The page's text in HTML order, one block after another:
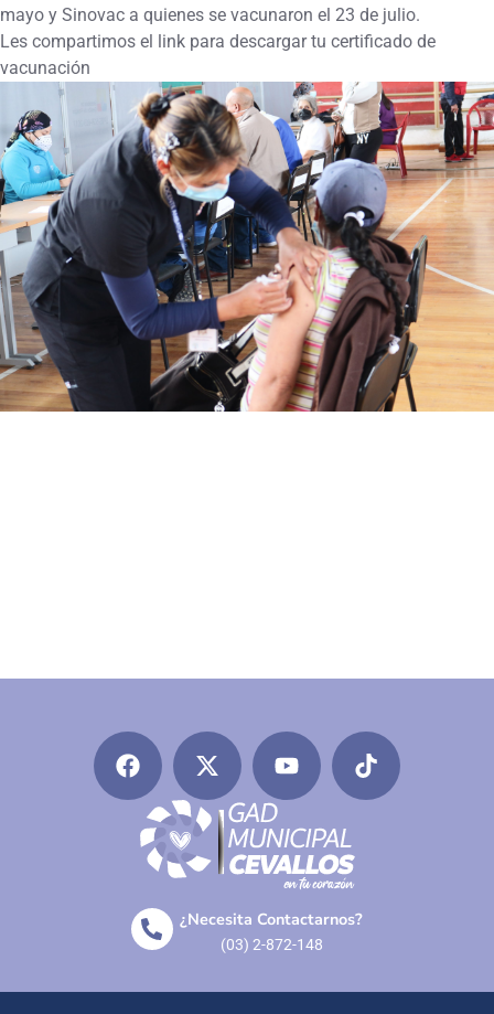
mayo y Sinovac a quienes se vacunaron el 23 de julio.
Les compartimos el link para descargar tu certificado de
vacunación
¿Necesita Contactarnos?
(03) 2-872-148